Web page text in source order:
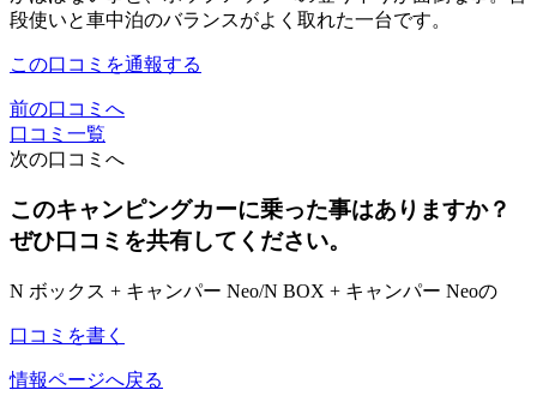
段使いと車中泊のバランスがよく取れた一台です。
この口コミを通報する
前の口コミへ
口コミ一覧
次の口コミへ
このキャンピングカーに乗った事はありますか？
ぜひ口コミを共有してください。
N ボックス + キャンパー Neo/N BOX + キャンパー Neoの
口コミを書く
情報ページへ戻る